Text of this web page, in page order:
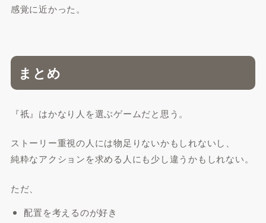
感覚に近かった。
まとめ
『祇』はかなり人を選ぶゲームだと思う。
ストーリー重視の人には物足りないかもしれないし、
純粋なアクションを求める人にも少し違うかもしれない。
ただ、
配置を考えるのが好き